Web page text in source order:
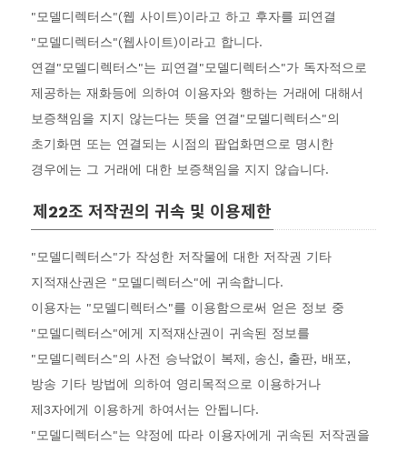
"모델디렉터스"(웹 사이트)이라고 하고 후자를 피연결
"모델디렉터스"(웹사이트)이라고 합니다.
연결"모델디렉터스"는 피연결"모델디렉터스"가 독자적으로
제공하는 재화등에 의하여 이용자와 행하는 거래에 대해서
보증책임을 지지 않는다는 뜻을 연결"모델디렉터스"의
초기화면 또는 연결되는 시점의 팝업화면으로 명시한
경우에는 그 거래에 대한 보증책임을 지지 않습니다.
제22조 저작권의 귀속 및 이용제한
"모델디렉터스"가 작성한 저작물에 대한 저작권 기타
지적재산권은 "모델디렉터스"에 귀속합니다.
이용자는 "모델디렉터스"를 이용함으로써 얻은 정보 중
"모델디렉터스"에게 지적재산권이 귀속된 정보를
"모델디렉터스"의 사전 승낙없이 복제, 송신, 출판, 배포,
방송 기타 방법에 의하여 영리목적으로 이용하거나
제3자에게 이용하게 하여서는 안됩니다.
"모델디렉터스"는 약정에 따라 이용자에게 귀속된 저작권을